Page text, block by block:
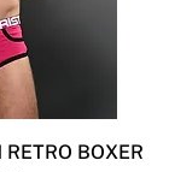
BOXER